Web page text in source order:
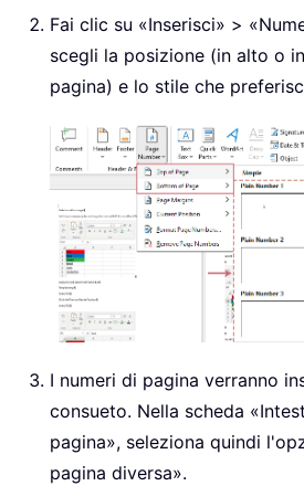
Fai clic su «Inserisci» >
scegli la posizione (in alto o
pagina) e lo stile che
I numeri di pagina verranno
consueto. Nella scheda
pagina», seleziona quindi
pagina diversa».